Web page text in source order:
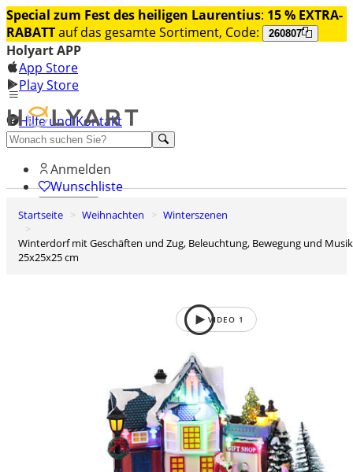
Special zum Fest des heiligen Laurentius: 15 % EXTRA-
RABATTauf das gesamte Sortiment, Code: 260807
Holyart APP
App Store
Play Store
Hilfe und Kontakt
Entdecken Sie Premium
Anmelden
Wunschliste
0
Startseite Weihnachten
Winterszenen
Winterdorf mit Geschäften und Zug, Beleuchtung, Bewegung und Musik,
25x25x25 cm
VIDEO 1